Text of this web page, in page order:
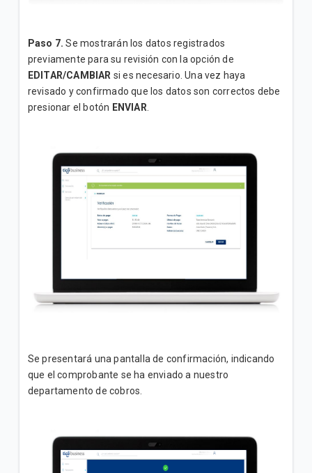
Paso 7.Se mostrarán los datos registrados
previamente para su revisión con la opción de
EDITAR/CAMBIAR si es necesario. Una vez haya
revisado y confirmado que los datos son correctos debe
presionar el botón ENVIAR
Se presentará una pantalla de confirmación, indicando
que el comprobante se ha enviado a nuestro
departamento de cobros.